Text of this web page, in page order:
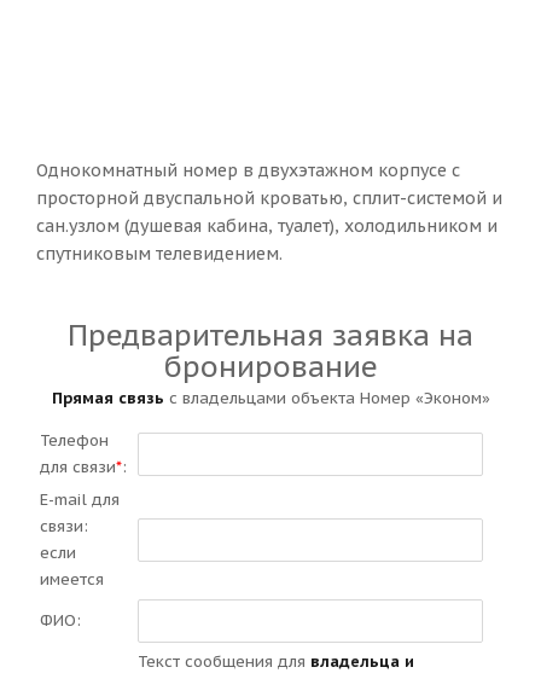
Однокомнатный номер в двухэтажном корпусе с
просторной двуспальной кроватью, сплит-системой и
сан.узлом (душевая кабина, туалет), холодильником и
спутниковым телевидением.
Предварительная заявка на
бронирование
Прямая связь с владельцами объекта Номер «Эконом»
Телефон
для связи*:
E-mail для
связи:
если
имеется
ФИО:
Текст сообщения для владельца и